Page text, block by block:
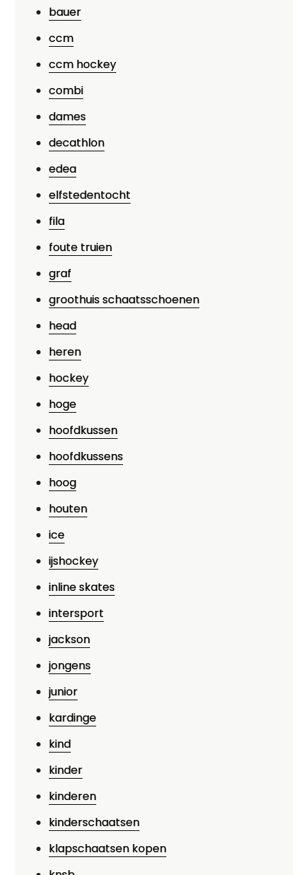
bauer
ccm
ccm hockey
combi
dames
decathlon
edea
elfstedentocht
fila
foute truien
graf
groothuis schaatsschoenen
head
heren
hockey
hoge
hoofdkussen
hoofdkussens
hoog
houten
ice
ijshockey
inline skates
intersport
jackson
jongens
junior
kardinge
kind
kinder
kinderen
kinderschaatsen
klapschaatsen kopen